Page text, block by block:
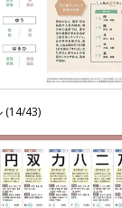
(14/43)